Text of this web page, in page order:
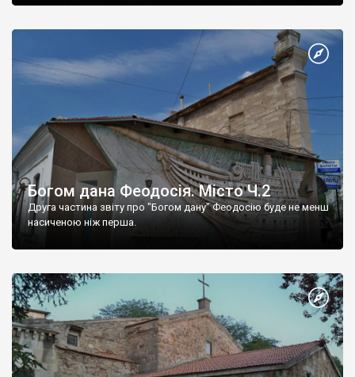
Богом дана Феодосія. Місто Ч.2
Друга частина звіту про "Богом дану" Феодосію буде не менш
насиченою ніж перша.